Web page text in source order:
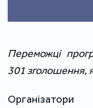
Переможці
301 зголошення,